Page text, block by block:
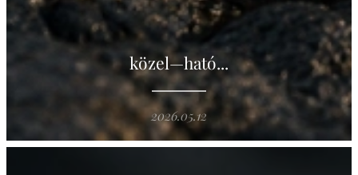
közel—ható...
2026.05.12